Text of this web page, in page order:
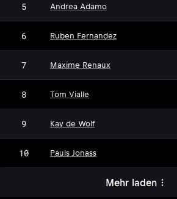
5 Andrea Adamo
6 Ruben Fernandez
7 Maxime Renaux
8 Tom Vialle
9 Kay de Wolf
10 Pauls Jonass
Mehr laden